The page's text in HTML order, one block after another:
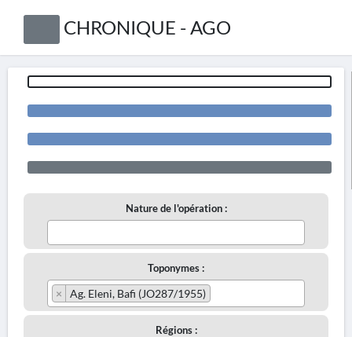
CHRONIQUE - AGO
Nature de l'opération :
Toponymes :
× Ag. Eleni, Bafi (JO287/1955)
Régions :